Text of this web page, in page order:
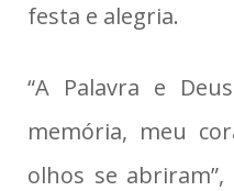
festa e alegria.
“A Palavra e
memória, meu
olhos se abriram”,